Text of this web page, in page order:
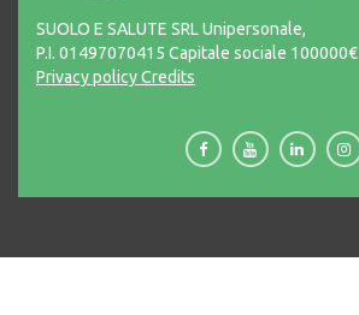
SUOLO E SALUTE SRL Unipersonale,
P.I. 01497070415 Capitale sociale 100000€
Privacy policyCredits